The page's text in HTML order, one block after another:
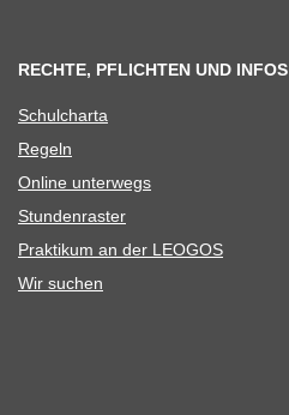
RECHTE, PFLICHTEN UND INFOS
Schul­charta
Regeln
Online unter­wegs
Stun­den­ras­ter
Prak­ti­kum an der LEOGOS
Wir suchen